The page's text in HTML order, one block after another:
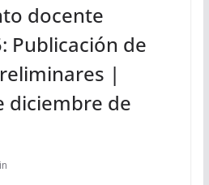
docente
Publicación de
|
diciembre de